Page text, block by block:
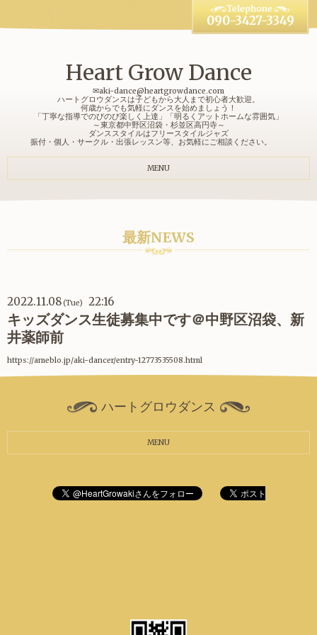
Heart Grow Dance
✉aki-dance@heartgrowdance.com
ハートグロウダンスは子どもから大人まで初心者大歓迎。
何歳からでも気軽にダンスを始めましょう！
「丁寧な指導でのびのび楽しく上達」「明るくアットホームな雰囲気」
～東京都中野区沼袋・杉並区高円寺～
ダンススタイルはフリースタイルジャズ
振付・個人・サークル・出張レッスン等、お気軽にご相談ください。
090-3427-3349
MENU
最新NEWS
2022.11.08(Tue) 22:16
キッズダンス生徒募集中です＠中野区沼袋、新
井薬師前
https://ameblo.jp/aki-dancer/entry-12773535508.html
ハートグロウダンス
MENU